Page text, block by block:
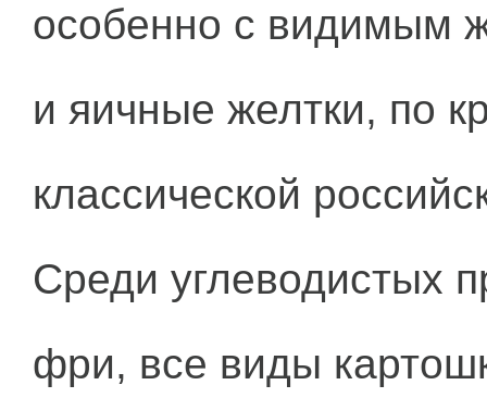
особенно с видимым
и яичные желтки, по
классической
Среди углеводистых
фри, все виды